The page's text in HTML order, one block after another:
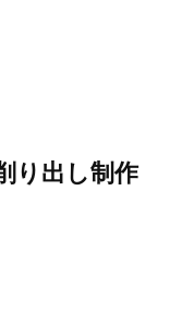
り出し制作